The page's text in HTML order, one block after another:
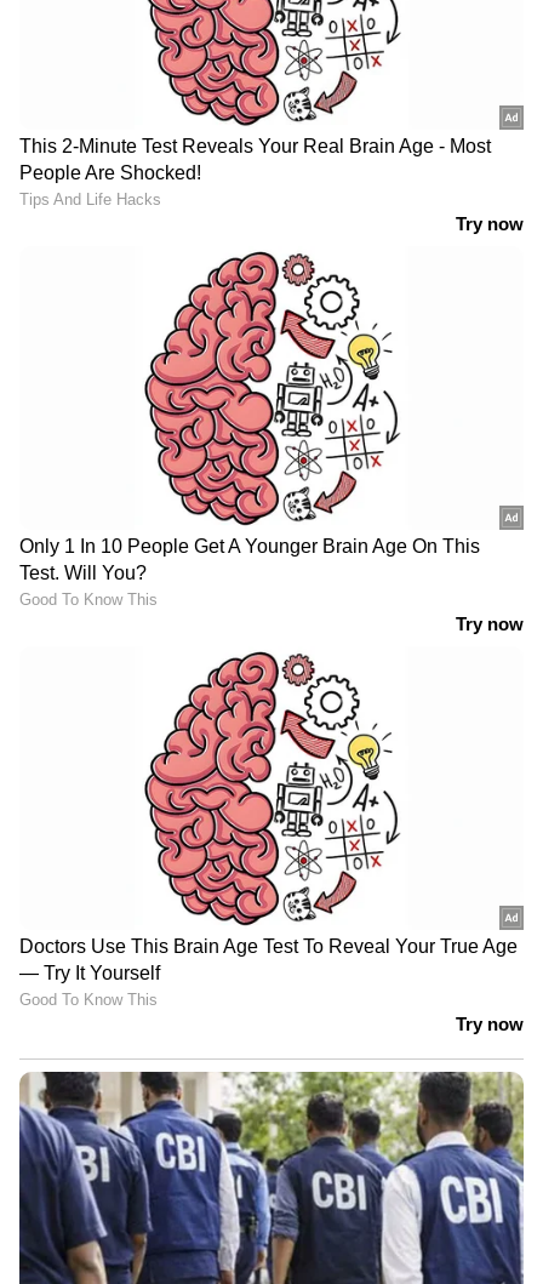
മമതയുടെ അനന്തരവൻ അഭിഷേക്
ബാനർജിയുടെ
ഇടപെടലുകൾക്കെതിരെയാണെന്നാണ്
രാഷ്ട്രീയ നിരീക്ഷകർ വിലയിരുത്തുന്നത്.